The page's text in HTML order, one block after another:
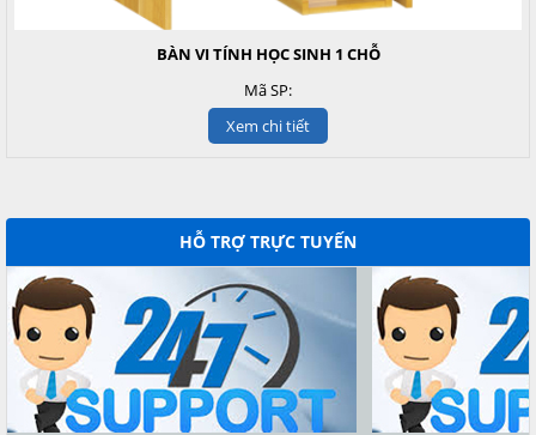
BÀN VI TÍNH HỌC SINH 1 CHỖ
Mã SP:
Xem chi tiết
HỖ TRỢ TRỰC TUYẾN